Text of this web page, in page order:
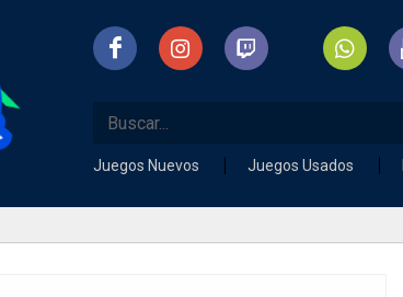
Juegos Nuevos Juegos Usados